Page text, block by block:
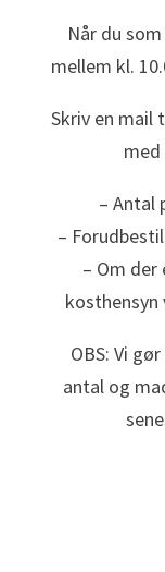
Når du
mellem kl.
Skriv en mail
– Antal
–
– Om
OBS: Vi
antal og